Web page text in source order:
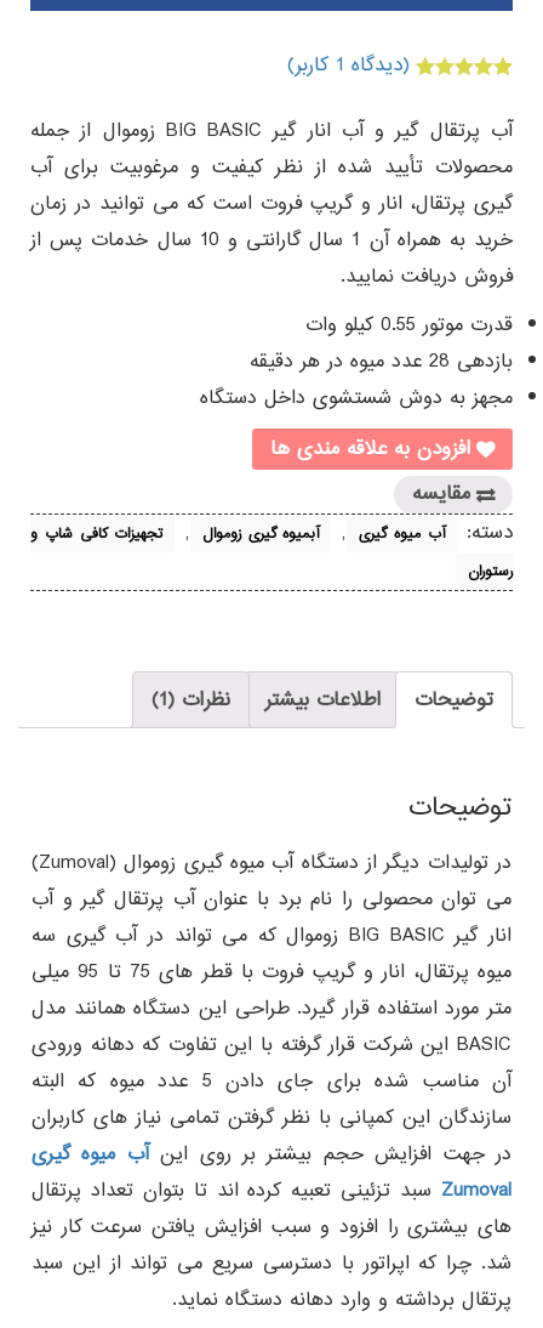
امتیازدهی
مشتری
(دیدگاه 1 کاربر)
آب پرتقال گير و آب انار گير BIG BASIC زوموال از جمله
محصولات تأیید شده از نظر کیفیت و مرغوبیت برای آب
گیری پرتقال، انار و گریپ فروت است که می توانید در زمان
خرید به همراه آن 1 سال گارانتی و 10 سال خدمات پس از
فروش دریافت نمایید.
قدرت موتور 0.55 کیلو وات
بازدهی 28 عدد میوه در هر دقیقه
مجهز به دوش شستشوی داخل دستگاه
افزودن به علاقه مندی ها
مقایسه
دسته:
آب میوه گیری , آبمیوه گیری زوموال ,
تجهیزات کافی شاپ و
رستوران
توضیحات اطلاعات بیشتر نظرات (1)
توضیحات
در تولیدات دیگر از دستگاه آب میوه گیری زوموال (Zumoval)
می توان محصولی را نام برد با عنوان آب پرتقال گیر و آب
انار گیر BIG BASIC زوموال که می تواند در آب گیری سه
میوه پرتقال، انار و گریپ فروت با قطر های 75 تا 95 میلی
متر مورد استفاده قرار گیرد. طراحی این دستگاه همانند مدل
BASIC این شرکت قرار گرفته با این تفاوت که دهانه ورودی
آن مناسب شده برای جای دادن 5 عدد میوه که البته
سازندگان این کمپانی با نظر گرفتن تمامی نیاز های کاربران
در جهت افزایش حجم بیشتر بر روی اینآب میوه گیری
Zumoval سبد تزئینی تعبیه کرده اند تا بتوان تعداد پرتقال
های بیشتری را افزود و سبب افزایش یافتن سرعت کار نیز
شد. چرا که اپراتور با دسترسی سریع می تواند از این سبد
پرتقال برداشته و وارد دهانه دستگاه نماید.